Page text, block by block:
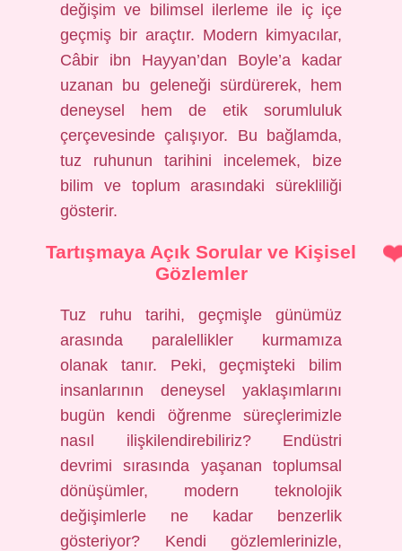
değişim ve bilimsel ilerleme ile iç içe
geçmiş bir araçtır. Modern kimyacılar,
Câbir ibn Hayyan’dan Boyle’a kadar
uzanan bu geleneği sürdürerek, hem
deneysel hem de etik sorumluluk
çerçevesinde çalışıyor. Bu bağlamda,
tuz ruhunun tarihini incelemek, bize
bilim ve toplum arasındaki sürekliliği
gösterir.
Tartışmaya Açık Sorular ve Kişisel
Gözlemler
Tuz ruhu tarihi, geçmişle günümüz
arasında paralellikler kurmamıza
olanak tanır. Peki, geçmişteki bilim
insanlarının deneysel yaklaşımlarını
bugün kendi öğrenme süreçlerimizle
nasıl ilişkilendirebiliriz? Endüstri
devrimi sırasında yaşanan toplumsal
dönüşümler, modern teknolojik
değişimlerle ne kadar benzerlik
gösteriyor? Kendi gözlemlerinizle,